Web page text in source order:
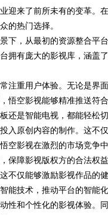
迎来了前所未有的变革。
的热门选择。
下，从最初的资源整合平
拥有庞大的影视库，涵盖
注重用户体验。无论是界
悟空影视能够精准推送符
还是智能电视，都能轻松
入原创内容的制作。这不
空影视在激烈的市场竞争
保障影视版权方的合法权
不仅能够激励影视作品的
能技术，推动平台的智能
性和个性化的影视体验。
京租打印机之避坑指南